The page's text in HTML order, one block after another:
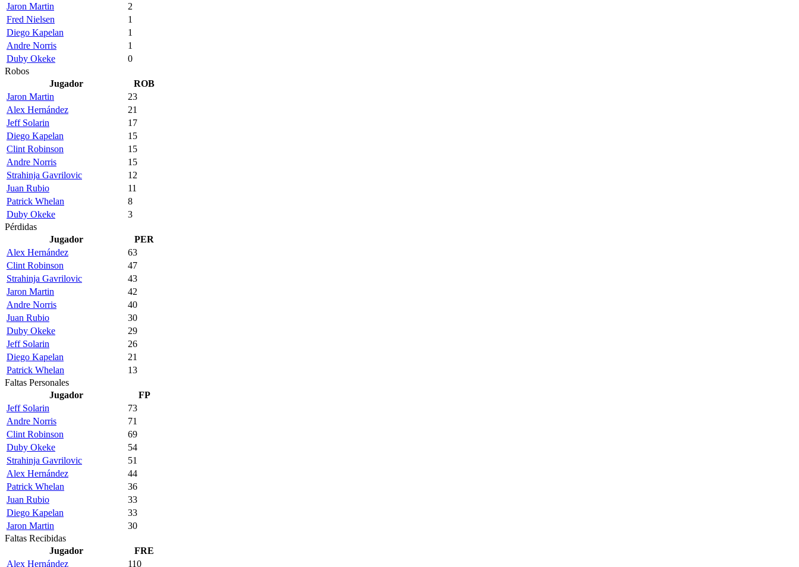
Jaron Martin
2
Fred Nielsen
1
Diego Kapelan
1
Andre Norris
1
Duby Okeke
0
Robos
Jugador
ROB
Jaron Martin
23
Alex Hernández
21
Jeff Solarin
17
Diego Kapelan
15
Clint Robinson
15
Andre Norris
15
Strahinja Gavrilovic
12
Juan Rubio
11
Patrick Whelan
8
Duby Okeke
3
Pérdidas
Jugador
PER
Alex Hernández
63
Clint Robinson
47
Strahinja Gavrilovic
43
Jaron Martin
42
Andre Norris
40
Juan Rubio
30
Duby Okeke
29
Jeff Solarin
26
Diego Kapelan
21
Patrick Whelan
13
Faltas Personales
Jugador
FP
Jeff Solarin
73
Andre Norris
71
Clint Robinson
69
Duby Okeke
54
Strahinja Gavrilovic
51
Alex Hernández
44
Patrick Whelan
36
Juan Rubio
33
Diego Kapelan
33
Jaron Martin
30
Faltas Recibidas
Jugador
FRE
Alex Hernández
110